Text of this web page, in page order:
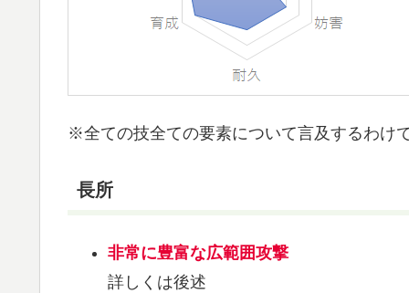
※全ての技全ての要素について言及するわけ
長所
非常に豊富な広範囲攻撃
詳しくは後述